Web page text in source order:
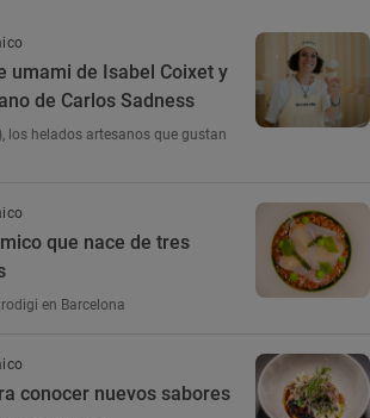
umami de Isabel Coixet y
de Carlos Sadness
los helados artesanos que gustan
que nace de tres
en Barcelona
conocer nuevos sabores